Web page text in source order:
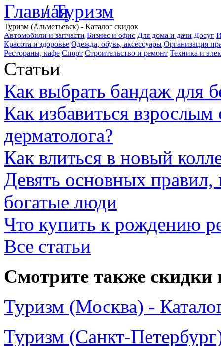
/Туризм
Туризм (Альметьевск) - Каталог скидок
Автомобили и запчасти Бизнес и офис Для дома и дачи Досуг
Красота и здоровье Одежда, обувь, аксессуары Организация
Рестораны, кафе Спорт Строительство и ремонт Техника и
Статьи
Как выбрать бандаж для
Как избавиться
дерматолога?
Как влиться в новый
Девять основных
богатые люди
Что купить к рождению
Все статьи
Смотрите также скидки
Туризм (Москва) -
Туризм (Санкт-